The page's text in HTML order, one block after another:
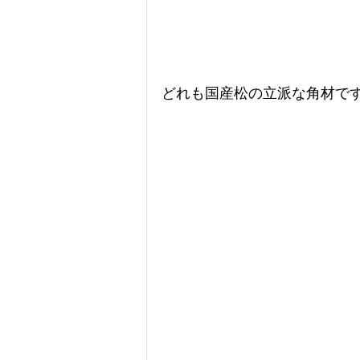
どれも国産松の立派な角材で